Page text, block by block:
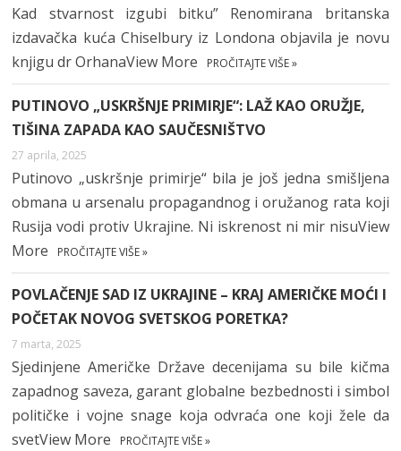
Kad stvarnost izgubi bitku” Renomirana britanska
izdavačka kuća Chiselbury iz Londona objavila je novu
knjigu dr OrhanaView More
PROČITAJTE VIŠE »
PUTINOVO „USKRŠNJE PRIMIRJE“: LAŽ KAO ORUŽJE,
TIŠINA ZAPADA KAO SAUČESNIŠTVO
27 aprila, 2025
Putinovo „uskršnje primirje“ bila je još jedna smišljena
obmana u arsenalu propagandnog i oružanog rata koji
Rusija vodi protiv Ukrajine. Ni iskrenost ni mir nisuView
More
PROČITAJTE VIŠE »
POVLAČENJE SAD IZ UKRAJINE – KRAJ AMERIČKE MOĆI I
POČETAK NOVOG SVETSKOG PORETKA?
7 marta, 2025
Sjedinjene Američke Države decenijama su bile kičma
zapadnog saveza, garant globalne bezbednosti i simbol
političke i vojne snage koja odvraća one koji žele da
svetView More
PROČITAJTE VIŠE »